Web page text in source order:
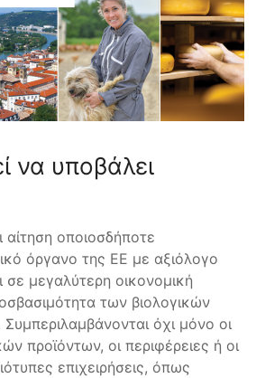
να υποβάλει
οποιοσδήποτε
όργανο της ΕΕ με αξιόλογο
μεγαλύτερη οικονομική
των βιολογικών
όχι μόνο οι
προϊόντων, οι περιφέρειες ή οι
επιχειρήσεις, όπως